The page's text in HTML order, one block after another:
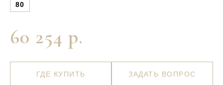
60 254 р.
80
ГДЕ КУПИТЬ ЗАДАТЬ ВОПРОС